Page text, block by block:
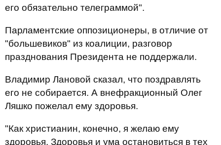
его обязательно телеграммой".
Парламентские оппозиционеры, в отличие от
"большевиков" из коалиции, разговор
празднования Президента не поддержали.
Владимир Лановой сказал, что поздравлять
его не собирается. А внефракционный Олег
Ляшко пожелал ему здоровья.
"Как христианин, конечно, я желаю ему
здоровья. Здоровья и ума остановиться в тех